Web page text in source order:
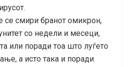
се смири бранот омикрон,
со недели и месеци,
или поради тоа што луѓето
а исто така и поради